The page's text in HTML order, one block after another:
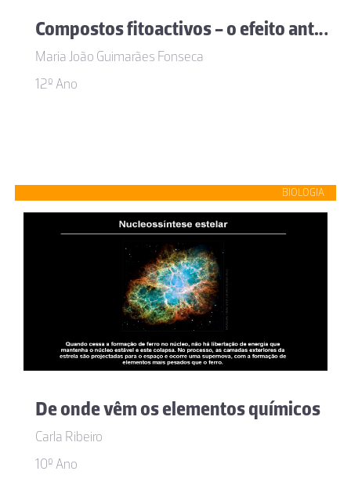
Compostos fitoactivos - o efeito antibiótico do alho
Maria João Guimarães Fonseca
12º Ano
BIOLOGIA
De onde vêm os elementos químicos
Carla Ribeiro
10º Ano